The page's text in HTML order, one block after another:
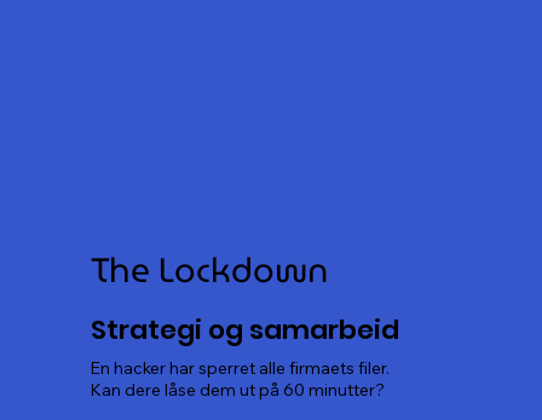
The Lockdown
Strategi og samarbeid
En hacker har sperret alle firmaets filer.
Kan dere låse dem ut på 60 minutter?